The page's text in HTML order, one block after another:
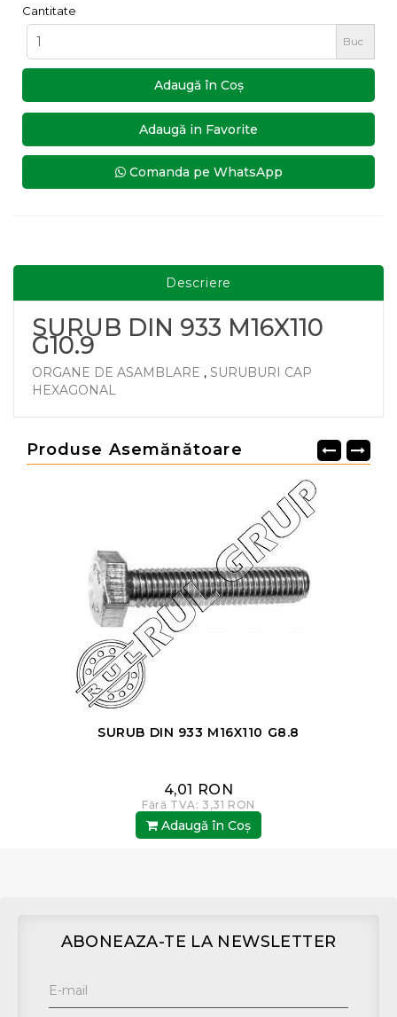
Cantitate
Buc
Adaugă în Coş
Adaugă in Favorite
Comanda pe WhatsApp
Descriere
SURUB DIN 933 M16X110
G10.9
ORGANE DE ASAMBLARE , SURUBURI CAP
HEXAGONAL
Produse Asemănătoare
SURUB DIN 933 M16X110 G8.8
4,01 RON
Fără TVA: 3,31 RON
Adaugă în Coş
ABONEAZA-TE LA NEWSLETTER